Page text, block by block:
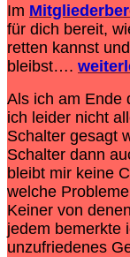
Im
für dich bereit,
retten kannst
bleibst….
Als ich am Ende
ich leider nicht
Schalter gesagt
Schalter dann
bleibt mir keine
welche
Keiner von
jedem bemerkte
unzufriedenes